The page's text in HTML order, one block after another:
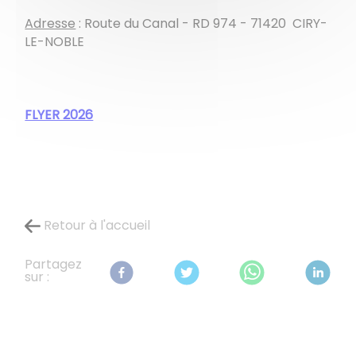
Adresse : ​​​​​​​Route du Canal - RD 974 - 71420 CIRY-
LE-NOBLE
FLYER 2026
Retour à l'accueil
Partagez
sur :